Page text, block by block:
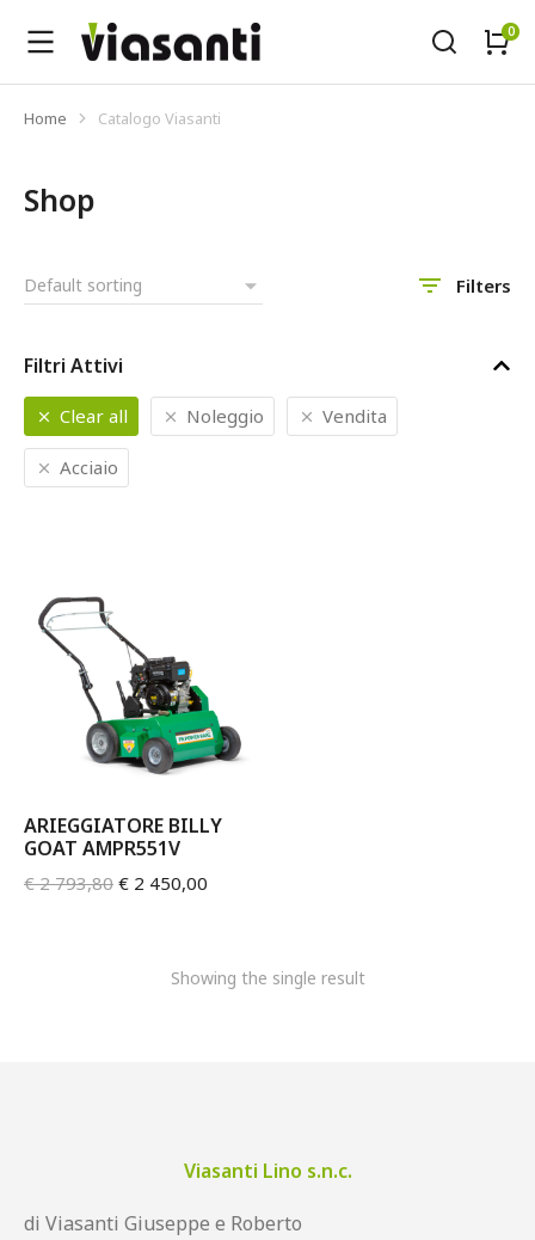
Tu sei qui:
Home Catalogo Viasanti
Shop
Filters
Filtri Attivi
Clear all Noleggio Vendita
Acciaio
ARIEGGIATORE BILLY
GOAT AMPR551V
€2 793,80 € 2 450,00
Showing the single result
Viasanti Lino s.n.c.
di Viasanti Giuseppe e Roberto